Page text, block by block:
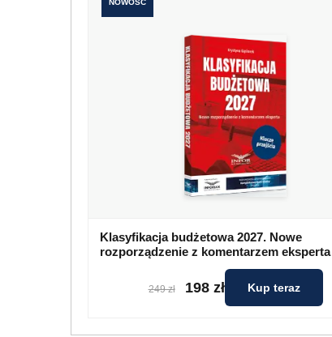
NOWOŚĆ
Klasyfikacja budżetowa 2027. Nowe
rozporządzenie z komentarzem eksperta
249 zł 198 zł Kup teraz